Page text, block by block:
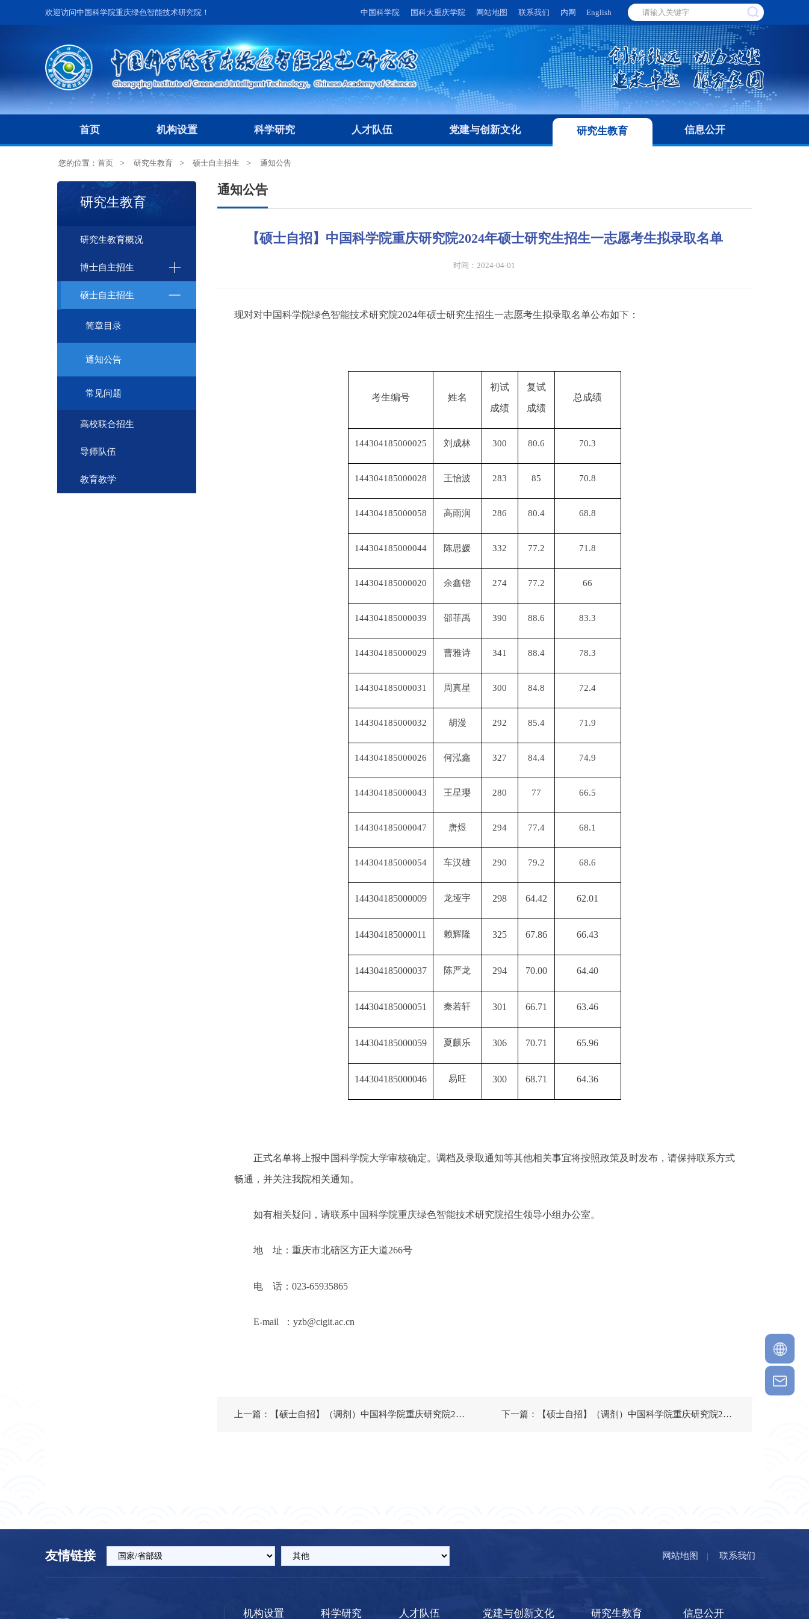
欢迎访问中国科学院重庆绿色智能技术研究院！ 中国科学院 国科大重庆学院 网站地图 联系我们 内网 English
首页 机构设置 科学研究 人才队伍 党建与创新文化 研究生教育 信息公开
您的位置：首页 研究生教育 硕士自主招生 通知公告
研究生教育
研究生教育概况
博士自主招生
硕士自主招生
简章目录
通知公告
常见问题
高校联合招生
导师队伍
教育教学
通知公告
【硕士自招】中国科学院重庆研究院2024年硕士研究生招生一志愿考生拟录取名单
时间：2024-04-01
现对对中国科学院绿色智能技术研究院2024年硕士研究生招生一志愿考生拟录取名单公布如下：
考生编号 姓名
初试
成绩
复试
成绩
总成绩
144304185000025 刘成林 300 80.6 70.3
144304185000028 王怡波 283 85 70.8
144304185000058 高雨润 286 80.4 68.8
144304185000044 陈思媛 332 77.2 71.8
144304185000020 余鑫锴 274 77.2 66
144304185000039 邵菲禹 390 88.6 83.3
144304185000029 曹雅诗 341 88.4 78.3
144304185000031 周真星 300 84.8 72.4
144304185000032 胡漫 292 85.4 71.9
144304185000026 何泓鑫 327 84.4 74.9
144304185000043 王星璎 280 77 66.5
144304185000047 唐煜 294 77.4 68.1
144304185000054 车汉雄 290 79.2 68.6
144304185000009 龙垭宇 298 64.42 62.01
144304185000011 赖辉隆 325 67.86 66.43
144304185000037 陈严龙 294 70.00 64.40
144304185000051 秦若轩 301 66.71 63.46
144304185000059 夏麒乐 306 70.71 65.96
144304185000046 易旺 300 68.71 64.36
正式名单将上报中国科学院大学审核确定。调档及录取通知等其他相关事宜将按照政策及时发布，请保持联系方式
畅通，并关注我院相关通知。
如有相关疑问，请联系中国科学院重庆绿色智能技术研究院招生领导小组办公室。
地 址：重庆市北碚区方正大道266号
电 话： 023-65935865
E-mail ： yzb@cigit.ac.cn
上一篇：【硕士自招】（调剂）中国科学院重庆研究院2024年硕士研究生招生调剂考生拟录取名单 下一篇：【硕士自招】（调剂）中国科学院重庆研究院2024年接收硕士研究生调剂预通知
友情链接 网站地图 | 联系我们
机构设置 科学研究 人才队伍 党建与创新文化 研究生教育 信息公开